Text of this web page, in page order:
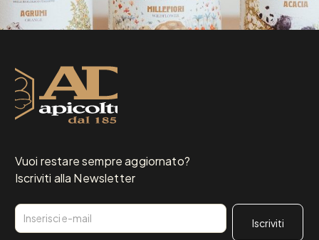
Vuoi restare sempre aggiornato?
Iscriviti alla Newsletter
Email